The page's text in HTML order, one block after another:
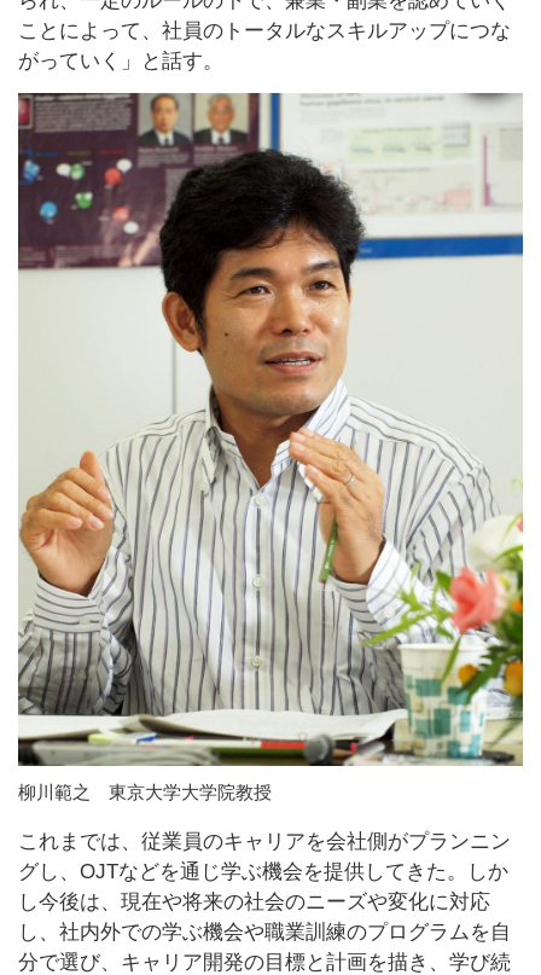
柳川範之 東京大学大学院教授
ことによって、社員のトータルなスキルアップにつな
がっていく」と話す。
これまでは、従業員のキャリアを会社側がプランニン
グし、OJTなどを通じ学ぶ機会を提供してきた。しか
し今後は、現在や将来の社会のニーズや変化に対応
し、社内外での学ぶ機会や職業訓練のプログラムを自
分で選び、キャリア開発の目標と計画を描き、学び続